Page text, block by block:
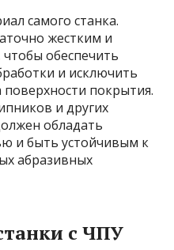
самого станка.
жестким и
обеспечить
и исключить
покрытия.
и других
обладать
и быть устойчивым к
абразивных
с ЧПУ